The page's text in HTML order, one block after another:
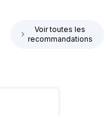
Voir toutes les
recommandations